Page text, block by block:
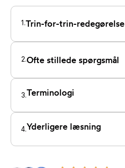
1.Trin-for-trin-redegørelse
2.Ofte stillede spørgsmål
3.Terminologi
4.Yderligere læsning